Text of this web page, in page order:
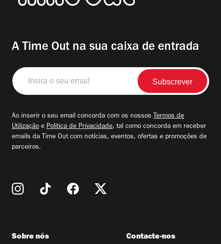
A Time Out na sua caixa de entrada
Insira
o
seu
Ao inserir o seu email concorda com os nossos Termos de
Utilização e Política de Privacidade, tal como concorda em receber
emails da Time Out com notícias, eventos, ofertas e promoções de
parceiros.
Sobre nós Contacte-nos